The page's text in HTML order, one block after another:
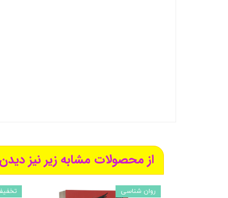
روان شناسی
از محصولات مشابه زیر نیز